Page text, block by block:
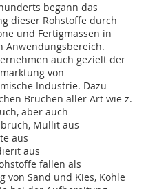
begann das
dieser Rohstoffe durch
und Fertigmassen in
Anwendungsbereich.
auch gezielt der
von
Industrie. Dazu
Brüchen aller Art wie z.
aber auch
Mullit aus
aus
aus
fallen als
von Sand und Kies, Kohle